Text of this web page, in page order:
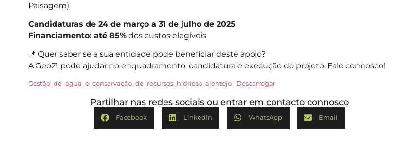
Paisagem)
Candidaturas de 24 de março a 31 de julho de 2025
Financiamento: até 85% dos custos elegíveis
📌 Quer saber se a sua entidade pode beneficiar deste apoio?
A Geo21 pode ajudar no enquadramento, candidatura e execução do projeto. Fale connosco!
Gestão_de_água_e_conservação_de_recursos_hídricos_alentejo Descarregar
Partilhar nas redes sociais ou entrar em contacto connosco
Facebook LinkedIn WhatsApp Email